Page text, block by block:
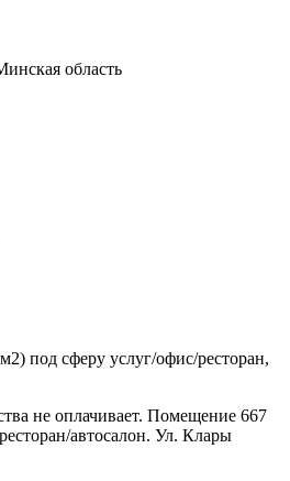
область
под сферу услуг/офис/ресторан,
не оплачивает. Помещение 667
автосалон. Ул. Клары